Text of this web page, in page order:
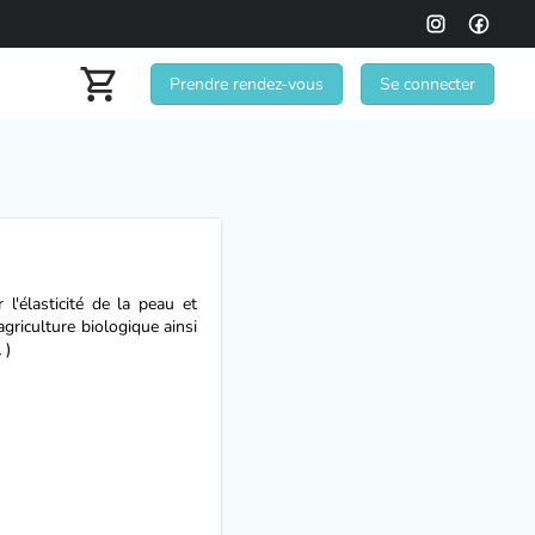
Prendre rendez-vous Se connecter
l'élasticité de la peau et
biologique ainsi
)